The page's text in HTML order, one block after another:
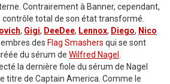
Contrairement à Banner, cependant,
contrôle total de son état transformé.
, Gigi, DeeDee, Lennox, Diego, Nico
des Flag Smashers qui se sont
du sérum de Wilfred Nagel
la dernière fiole du sérum de Nagel
titre de Captain America. Comme le